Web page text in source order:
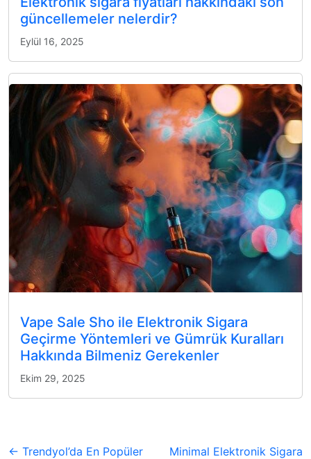
güncellemeler nelerdir?
Eylül 16, 2025
Vape Sale Sho ile Elektronik Sigara
Geçirme Yöntemleri ve Gümrük Kuralları
Hakkında Bilmeniz Gerekenler
Ekim 29, 2025
← Trendyol’da En Popüler
Minimal Elektronik Sigara